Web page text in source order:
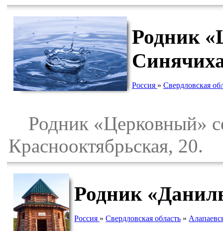
Родник
Россия » Свердловская
Родник «Церковный»
Краснооктябрьская, 20.
Родник
Россия »Свердловская область »